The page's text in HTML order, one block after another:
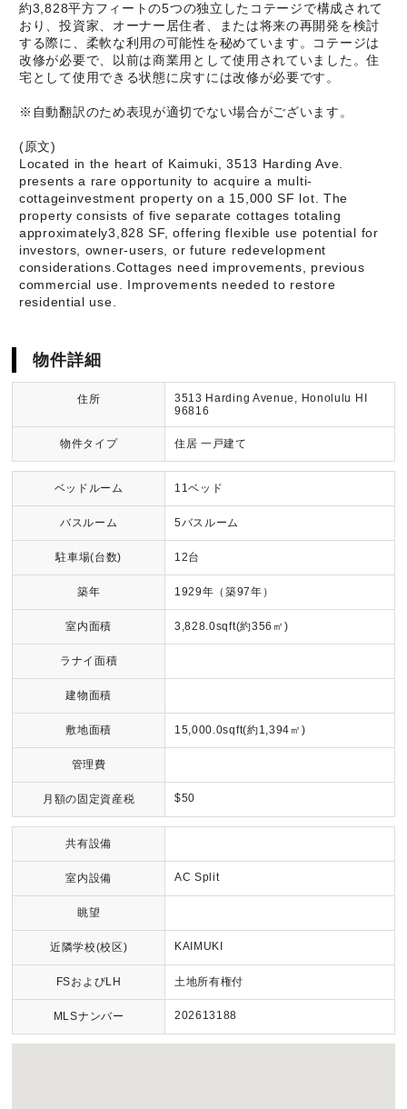
約3,828平方フィートの5つの独立したコテージで構成されて
おり、投資家、オーナー居住者、または将来の再開発を検討
する際に、柔軟な利用の可能性を秘めています。コテージは
改修が必要で、以前は商業用として使用されていました。住
宅として使用できる状態に戻すには改修が必要です。
※自動翻訳のため表現が適切でない場合がございます。
(原文)
Located in the heart of Kaimuki, 3513 Harding Ave.
presents a rare opportunity to acquire a multi-
cottageinvestment property on a 15,000 SF lot. The
property consists of five separate cottages totaling
approximately3,828 SF, offering flexible use potential for
investors, owner-users, or future redevelopment
considerations.Cottages need improvements, previous
commercial use. Improvements needed to restore
residential use.
物件詳細
住所
3513 Harding Avenue, Honolulu HI
96816
物件タイプ 住居 一戸建て
ベッドルーム 11ベッド
バスルーム 5バスルーム
駐車場(台数) 12台
築年 1929年（築97年）
室内面積 3,828.0sqft(約356㎡)
ラナイ面積
建物面積
敷地面積 15,000.0sqft(約1,394㎡)
管理費
月額の固定資産税 $50
共有設備
室内設備 AC Split
眺望
近隣学校(校区) KAIMUKI
FSおよびLH 土地所有権付
MLSナンバー 202613188